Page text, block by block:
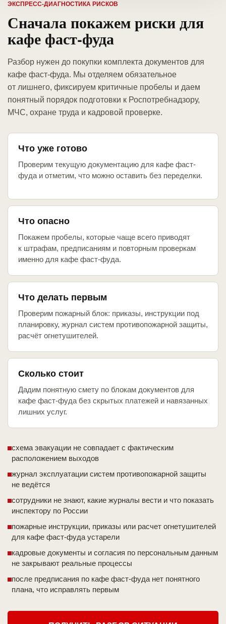
ЭКСПРЕСС-ДИАГНОСТИКА РИСКОВ
Сначала покажем риски для
кафе фаст-фуда
Разбор нужен до покупки комплекта документов для
кафе фаст-фуда. Мы отделяем обязательное
от лишнего, фиксируем критичные пробелы и даем
понятный порядок подготовки к Роспотребнадзору,
МЧС, охране труда и кадровой проверке.
Что уже готово
Проверим текущую документацию для кафе фаст-
фуда и отметим, что можно оставить без переделки.
Что опасно
Покажем пробелы, которые чаще всего приводят
к штрафам, предписаниям и повторным проверкам
именно для кафе фаст-фуда.
Что делать первым
Проверим пожарный блок: приказы, инструкции под
планировку, журнал систем противопожарной защиты,
расчёт огнетушителей.
Сколько стоит
Дадим понятную смету по блокам документов для
кафе фаст-фуда без скрытых платежей и навязанных
лишних услуг.
схема эвакуации не совпадает с фактическим
расположением выходов
журнал эксплуатации систем противопожарной защиты
не ведётся
сотрудники не знают, какие журналы вести и что показать
инспектору по России
пожарные инструкции, приказы или расчет огнетушителей
для кафе фаст-фуда устарели
кадровые документы и согласия по персональным данным
не закрывают реальные процессы
после предписания по кафе фаст-фуда нет понятного
плана, что исправлять первым